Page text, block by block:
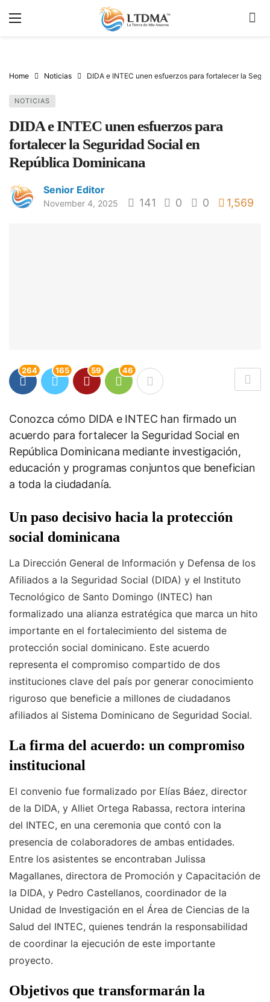
Home Noticias DIDA e INTEC unen esfuerzos para fortalecer la
NOTICIAS
DIDA e INTEC unen esfuerzos para
fortalecer la Seguridad Social en
República Dominicana
Senior Editor
November 4, 2025 141 0 0 1,569
264 165 59 46
Conozca cómo DIDA e INTEC han firmado un
acuerdo para fortalecer la Seguridad Social en
República Dominicana mediante investigación,
educación y programas conjuntos que benefician
a toda la ciudadanía.
Un paso decisivo hacia la protección
social dominicana
La Dirección General de Información y Defensa de los
Afiliados a la Seguridad Social (DIDA) y el Instituto
Tecnológico de Santo Domingo (INTEC) han
formalizado una alianza estratégica que marca un hito
importante en el fortalecimiento del sistema de
protección social dominicano. Este acuerdo
representa el compromiso compartido de dos
instituciones clave del país por generar conocimiento
riguroso que beneficie a millones de ciudadanos
afiliados al Sistema Dominicano de Seguridad Social.
La firma del acuerdo: un compromiso
institucional
El convenio fue formalizado por Elías Báez, director
de la DIDA, y Alliet Ortega Rabassa, rectora interina
del INTEC, en una ceremonia que contó con la
presencia de colaboradores de ambas entidades.
Entre los asistentes se encontraban Julissa
Magallanes, directora de Promoción y Capacitación de
la DIDA, y Pedro Castellanos, coordinador de la
Unidad de Investigación en el Área de Ciencias de la
Salud del INTEC, quienes tendrán la responsabilidad
de coordinar la ejecución de este importante
proyecto.
Objetivos que transformarán la